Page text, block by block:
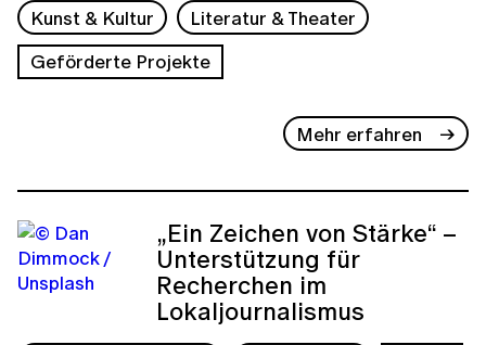
Kunst & Kultur
Literatur & Theater
Geförderte Projekte
Mehr erfahren
„Ein Zeichen von Stärke“ –
Unterstützung für
Recherchen im
Lokaljournalismus